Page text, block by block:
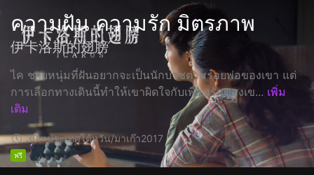
ความฝัน ความรัก มิตรภาพ
伊卡洛斯的翅膀
ไค ชายหนุ่มที่ฝันอยากจะเป็นนักบวชตามรอยพ่อของเขา แต่
การเลือกทางเดินนี้ทำให้เขาผิดใจกับเพื่อนรักของเข... เพิ่ม
เติม
30mประเทศไต้หวัน/มาเก๊า2017
ฟรี